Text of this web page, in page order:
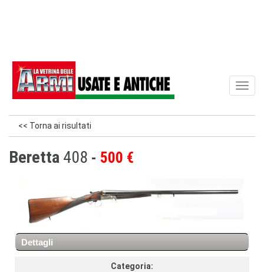
<< Torna ai risultati
Beretta 408 500 €
Dettagli
Categoria: